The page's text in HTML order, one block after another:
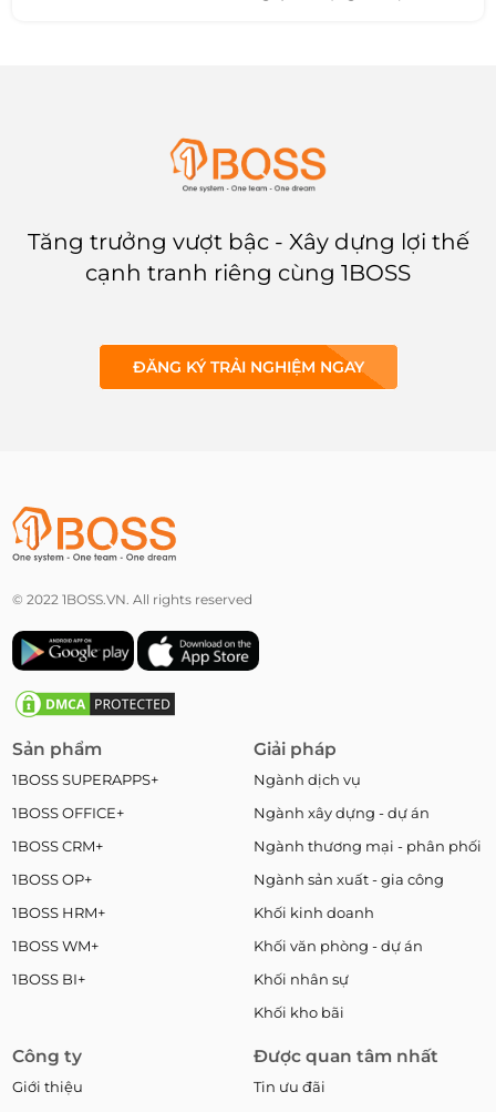
Tăng trưởng vượt bậc - Xây dựng lợi thế
cạnh tranh riêng cùng 1BOSS
ĐĂNG KÝ TRẢI NGHIỆM NGAY
© 2022 1BOSS.VN. All rights reserved
Sản phẩm
1BOSS SUPERAPPS+
1BOSS OFFICE+
1BOSS CRM+
1BOSS OP+
1BOSS HRM+
1BOSS WM+
1BOSS BI+
Giải pháp
Ngành dịch vụ
Ngành xây dựng - dự án
Ngành thương mại - phân phối
Ngành sản xuất - gia công
Khối kinh doanh
Khối văn phòng - dự án
Khối nhân sự
Khối kho bãi
Công ty
Giới thiệu
Được quan tâm nhất
Tin ưu đãi